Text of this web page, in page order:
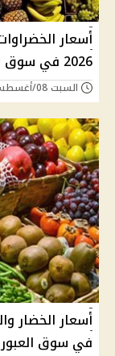
2026 في سوق العبور ..قائمة كاملة لأبرز الأصناف
السبت 08/أغسطس/2026 - 10:20 ص
في سوق العبور